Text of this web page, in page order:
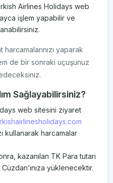
Airlines Holidays web
işlem yapabilir ve
yaparak
de bir sonraki uçuşunuz
Sağlayabilirsiniz?
web sitesini ziyaret
kullanarak harcamalar
kazanılan TK Para tutarı
yüklenecektir.